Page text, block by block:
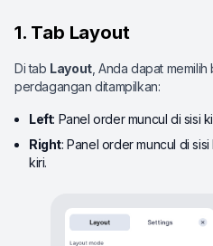
1. Tab Layout
Di tab Layout, Anda dapat memilih
perdagangan ditampilkan:
Left: Panel order muncul di sisi
Right: Panel order muncul di
kiri.